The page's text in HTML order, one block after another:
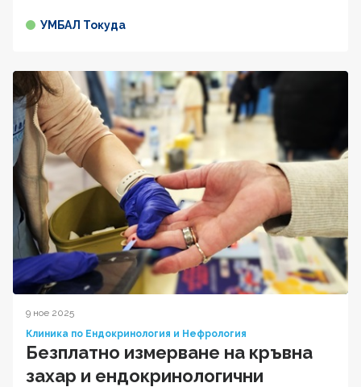
УМБАЛ Токуда
9 ное 2025
Клиника по Ендокринология и Нефрология
Безплатно измерване на кръвна
захар и ендокринологични